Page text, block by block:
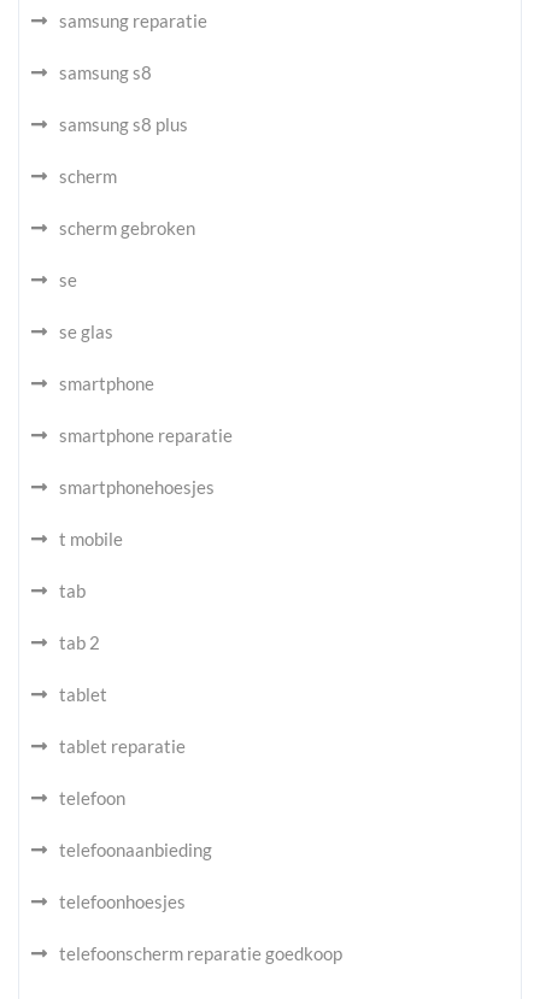
samsung reparatie
samsung s8
samsung s8 plus
scherm
scherm gebroken
se
se glas
smartphone
smartphone reparatie
smartphonehoesjes
t mobile
tab
tab 2
tablet
tablet reparatie
telefoon
telefoonaanbieding
telefoonhoesjes
telefoonscherm reparatie goedkoop